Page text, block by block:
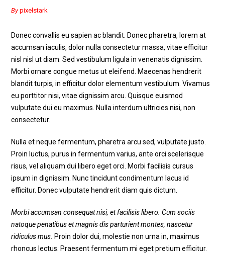
Bypixelstark
Donec convallis eu sapien ac blandit. Donec pharetra, lorem at
accumsan iaculis, dolor nulla consectetur massa, vitae efficitur
nisl nisl ut diam. Sed vestibulum ligula in venenatis dignissim.
Morbi ornare congue metus ut eleifend. Maecenas hendrerit
blandit turpis, in efficitur dolor elementum vestibulum. Vivamus
eu porttitor nisi, vitae dignissim arcu. Quisque euismod
vulputate dui eu maximus. Nulla interdum ultricies nisi, non
consectetur.
Nulla et neque fermentum, pharetra arcu sed, vulputate justo.
Proin luctus, purus in fermentum varius, ante orci scelerisque
risus, vel aliquam dui libero eget orci. Morbi facilisis cursus
ipsum in dignissim. Nunc tincidunt condimentum lacus id
efficitur. Donec vulputate hendrerit diam quis dictum.
Morbi accumsan consequat nisi, et facilisis libero. Cum sociis
natoque penatibus et magnis dis parturient montes, nascetur
ridiculus mus. Proin dolor dui, molestie non urna in, maximus
rhoncus lectus. Praesent fermentum mi eget pretium efficitur.